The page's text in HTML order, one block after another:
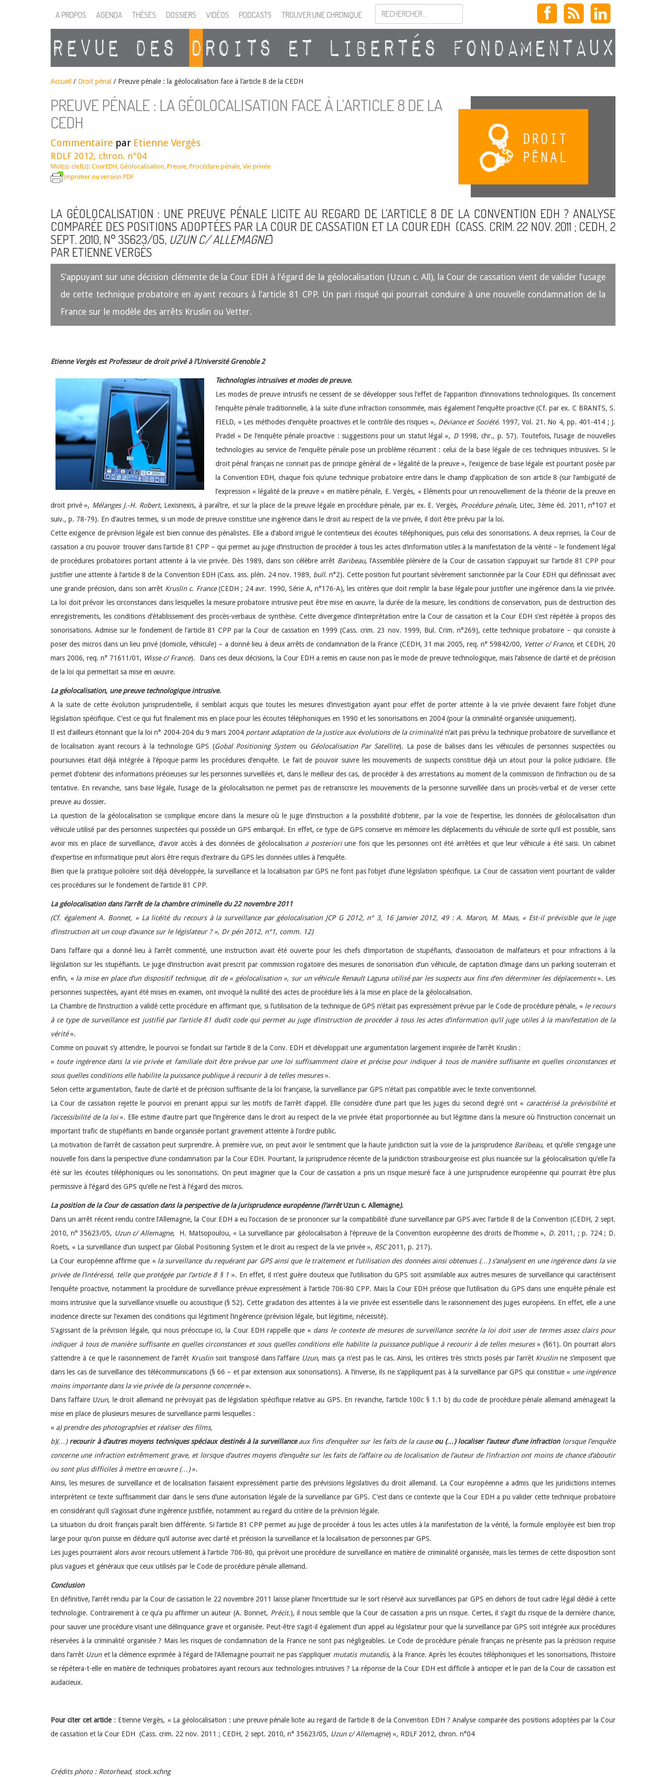
A PROPOS AGENDA THÈSES DOSSIERS VIDÉOS PODCASTS TROUVER UNE CHRONIQUE
Accueil / Droit pénal / Preuve pénale : la géolocalisation face à l’article 8 de la CEDH
PREUVE PÉNALE : LA GÉOLOCALISATION FACE À L’ARTICLE 8 DE LA
CEDH
Commentaire par Etienne Vergès
RDLF 2012, chron. n°04
Mot(s)-clef(s): CourEDH Géolocalisation Preuve Procédure pénale Vie privée
Imprimer ou version PDF
LA GÉOLOCALISATION : UNE PREUVE PÉNALE LICITE AU REGARD DE L’ARTICLE 8 DE LA CONVENTION EDH ? ANALYSE
COMPARÉE DES POSITIONS ADOPTÉES PAR LA COUR DE CASSATION ET LA COUR EDH (CASS. CRIM. 22 NOV. 2011 ; CEDH, 2
SEPT. 2010, N° 35623/05, UZUN C/ ALLEMAGNE)
PAR ETIENNE VERGÈS
S’appuyant sur une décision clémente de la Cour EDH à l’égard de la géolocalisation (Uzun c. All), la Cour de cassation vient de valider l’usage
de cette technique probatoire en ayant recours à l’article 81 CPP. Un pari risqué qui pourrait conduire à une nouvelle condamnation de la
France sur le modèle des arrêts Kruslin ou Vetter.
Etienne Vergès est Professeur de droit privé à l’Université Grenoble 2
Technologies intrusives et modes de preuve.
Les modes de preuve intrusifs ne cessent de se développer sous l’effet de l’apparition d’innovations technologiques. Ils concernent
l’enquête pénale traditionnelle, à la suite d’une infraction consommée, mais également l’enquête proactive (Cf. par ex. C BRANTS, S.
FIELD, « Les méthodes d’enquête proactives et le contrôle des risques », Déviance et Société. 1997, Vol. 21. No 4, pp. 401-414 ; J.
Pradel « De l’enquête pénale proactive : suggestions pour un statut légal », D1998, chr., p. 57). Toutefois, l’usage de nouvelles
technologies au service de l’enquête pénale pose un problème récurrent : celui de la base légale de ces techniques intrusives. Si le
droit pénal français ne connait pas de principe général de « légalité de la preuve », l’exigence de base légale est pourtant posée par
la Convention EDH, chaque fois qu’une technique probatoire entre dans le champ d’application de son article 8 (sur l’ambigüité de
l’expression « légalité de la preuve » en matière pénale, E. Vergès, « Eléments pour un renouvellement de la théorie de la preuve en
droit privé », Mélanges J.-H. Robert, Lexisnexis, à paraître, et sur la place de la preuve légale en procédure pénale, par ex. E. Vergès, Procédure pénale, Litec, 3ème éd. 2011, n°107 et
suiv., p. 78-79). En d’autres termes, si un mode de preuve constitue une ingérence dans le droit au respect de la vie privée, il doit être prévu par la loi.
Cette exigence de prévision légale est bien connue des pénalistes. Elle a d’abord irrigué le contentieux des écoutes téléphoniques, puis celui des sonorisations. A deux reprises, la Cour de
cassation a cru pouvoir trouver dans l’article 81 CPP – qui permet au juge d’instruction de procéder à tous les actes d’information utiles à la manifestation de la vérité – le fondement légal
de procédures probatoires portant atteinte à la vie privée. Dès 1989, dans son célèbre arrêt Baribeau, l’Assemblée plénière de la Cour de cassation s’appuyait sur l’article 81 CPP pour
justifier une atteinte à l’article 8 de la Convention EDH (Cass. ass. plén. 24 nov. 1989, bull. n°2). Cette position fut pourtant sévèrement sanctionnée par la Cour EDH qui définissait avec
une grande précision, dans son arrêt Kruslin c. France(CEDH ; 24 avr. 1990, Série A, n°176-A), les critères que doit remplir la base légale pour justifier une ingérence dans la vie privée.
La loi doit prévoir les circonstances dans lesquelles la mesure probatoire intrusive peut être mise en œuvre, la durée de la mesure, les conditions de conservation, puis de destruction des
enregistrements, les conditions d’établissement des procès-verbaux de synthèse. Cette divergence d’interprétation entre la Cour de cassation et la Cour EDH s’est répétée à propos des
sonorisations. Admise sur le fondement de l’article 81 CPP par la Cour de cassation en 1999 (Cass. crim. 23 nov. 1999, Bul. Crim. n°269), cette technique probatoire – qui consiste à
poser des micros dans un lieu privé (domicile, véhicule) – a donné lieu à deux arrêts de condamnation de la France (CEDH, 31 mai 2005, req. n° 59842/00, Vetter c/ France, et CEDH, 20
mars 2006, req. n° 71611/01, Wisse c/ France). Dans ces deux décisions, la Cour EDH a remis en cause non pas le mode de preuve technologique, mais l’absence de clarté et de précision
de la loi qui permettait sa mise en œuvre.
La géolocalisation, une preuve technologique intrusive.
A la suite de cette évolution jurisprudentielle, il semblait acquis que toutes les mesures d’investigation ayant pour effet de porter atteinte à la vie privée devaient faire l’objet d’une
législation spécifique. C’est ce qui fut finalement mis en place pour les écoutes téléphoniques en 1990 et les sonorisations en 2004 (pour la criminalité organisée uniquement).
Il est d’ailleurs étonnant que la loi n° 2004-204 du 9 mars 2004 portant adaptation de la justice aux évolutions de la criminalitén’ait pas prévu la technique probatoire de surveillance et
de localisation ayant recours à la technologie GPS (Gobal Positioning System ou Géolocalisation Par Satellite). La pose de balises dans les véhicules de personnes suspectées ou
poursuivies était déjà intégrée à l’époque parmi les procédures d’enquête. Le fait de pouvoir suivre les mouvements de suspects constitue déjà un atout pour la police judiciaire. Elle
permet d’obtenir des informations précieuses sur les personnes surveillées et, dans le meilleur des cas, de procéder à des arrestations au moment de la commission de l’infraction ou de sa
tentative. En revanche, sans base légale, l’usage de la géolocalisation ne permet pas de retranscrire les mouvements de la personne surveillée dans un procès-verbal et de verser cette
preuve au dossier.
La question de la géolocalisation se complique encore dans la mesure où le juge d’instruction a la possibilité d’obtenir, par la voie de l’expertise, les données de géolocalisation d’un
véhicule utilisé par des personnes suspectées qui possède un GPS embarqué. En effet, ce type de GPS conserve en mémoire les déplacements du véhicule de sorte qu’il est possible, sans
avoir mis en place de surveillance, d’avoir accès à des données de géolocalisation a posterioriune fois que les personnes ont été arrêtées et que leur véhicule a été saisi. Un cabinet
d’expertise en informatique peut alors être requis d’extraire du GPS les données utiles à l’enquête.
Bien que la pratique policière soit déjà développée, la surveillance et la localisation par GPS ne font pas l’objet d’une législation spécifique. La Cour de cassation vient pourtant de valider
ces procédures sur le fondement de l’article 81 CPP.
La géolocalisation dans l’arrêt de la chambre criminelle du 22 novembre 2011
(Cf. également A. Bonnet, « La licéité du recours à la surveillance par géolocalisation JCP G 2012, n° 3, 16 Janvier 2012, 49 : A. Maron, M. Maas, « Est-il prévisible que le juge
d’instruction ait un coup d’avance sur le législateur ? », Dr pén 2012, n°1, comm. 12)
Dans l’affaire qui a donné lieu à l’arrêt commenté, une instruction avait été ouverte pour les chefs d’importation de stupéfiants, d’association de malfaiteurs et pour infractions à la
législation sur les stupéfiants. Le juge d’instruction avait prescrit par commission rogatoire des mesures de sonorisation d’un véhicule, de captation d’image dans un parking souterrain et
enfin, « la mise en place d’un dispositif technique, dit de « géolocalisation », sur un véhicule Renault Laguna utilisé par les suspects aux fins d’en déterminer les déplacements». Les
personnes suspectées, ayant été mises en examen, ont invoqué la nullité des actes de procédure liés à la mise en place de la géolocalisation.
La Chambre de l’instruction a validé cette procédure en affirmant que, si l’utilisation de la technique de GPS n’était pas expressément prévue par le Code de procédure pénale, « le recours
à ce type de surveillance est justifié par l’article 81 dudit code qui permet au juge d’instruction de procéder à tous les actes d’information qu’il juge utiles à la manifestation de la
vérité».
Comme on pouvait s’y attendre, le pourvoi se fondait sur l’article 8 de la Conv. EDH et développait une argumentation largement inspirée de l’arrêt Kruslin :
« toute ingérence dans la vie privée et familiale doit être prévue par une loi suffisamment claire et précise pour indiquer à tous de manière suffisante en quelles circonstances et
sous quelles conditions elle habilite la puissance publique à recourir à de telles mesures».
Selon cette argumentation, faute de clarté et de précision suffisante de la loi française, la surveillance par GPS n’était pas compatible avec le texte conventionnel.
La Cour de cassation rejette le pourvoi en prenant appui sur les motifs de l’arrêt d’appel. Elle considère d’une part que les juges du second degré ont « caractérisé la prévisibilité et
l’accessibilité de la loi». Elle estime d’autre part que l’ingérence dans le droit au respect de la vie privée était proportionnée au but légitime dans la mesure où l’instruction concernait un
important trafic de stupéfiants en bande organisée portant gravement atteinte à l’ordre public.
La motivation de l’arrêt de cassation peut surprendre. À première vue, on peut avoir le sentiment que la haute juridiction suit la voie de la jurisprudence Baribeau, et qu’elle s’engage une
nouvelle fois dans la perspective d’une condamnation par la Cour EDH. Pourtant, la jurisprudence récente de la juridiction strasbourgeoise est plus nuancée sur la géolocalisation qu’elle l’a
été sur les écoutes téléphoniques ou les sonorisations. On peut imaginer que la Cour de cassation a pris un risque mesuré face à une jurisprudence européenne qui pourrait être plus
permissive à l’égard des GPS qu’elle ne l’est à l’égard des micros.
La position de la Cour de cassation dans la perspective de la jurisprudence européenne (l’arrêtUzun c. Allemagne).
Dans un arrêt récent rendu contre l’Allemagne, la Cour EDH a eu l’occasion de se prononcer sur la compatibilité d’une surveillance par GPS avec l’article 8 de la Convention (CEDH, 2 sept.
2010, n° 35623/05, Uzun c/ Allemagne, H. Matsopoulou, « La surveillance par géolocalisation à l’épreuve de la Convention européenne des droits de l’homme », D. 2011, ; p. 724 ; D.
Roets, « La surveillance d’un suspect par Global Positioning System et le droit au respect de la vie privée », RSC2011, p. 217).
La Cour européenne affirme que « la surveillance du requérant par GPS ainsi que le traitement et l’utilisation des données ainsi obtenues (…) s’analysent en une ingérence dans la vie
privée de l’intéressé, telle que protégée par l’article 8 § 1 ». En effet, il n’est guère douteux que l’utilisation du GPS soit assimilable aux autres mesures de surveillance qui caractérisent
l’enquête proactive, notamment la procédure de surveillance prévue expressément à l’article 706-80 CPP. Mais la Cour EDH précise que l’utilisation du GPS dans une enquête pénale est
moins intrusive que la surveillance visuelle ou acoustique (§ 52). Cette gradation des atteintes à la vie privée est essentielle dans le raisonnement des juges européens. En effet, elle a une
incidence directe sur l’examen des conditions qui légitiment l’ingérence (prévision légale, but légitime, nécessité).
S’agissant de la prévision légale, qui nous préoccupe ici, la Cour EDH rappelle que « dans le contexte de mesures de surveillance secrète la loi doit user de termes assez clairs pour
indiquer à tous de manière suffisante en quelles circonstances et sous quelles conditions elle habilite la puissance publique à recourir à de telles mesures» (§61). On pourrait alors
s’attendre à ce que le raisonnement de l’arrêt Kruslinsoit transposé dans l’affaire Uzun, mais ça n’est pas le cas. Ainsi, les critères très stricts posés par l’arrêt Kruslinne s’imposent que
dans les cas de surveillance des télécommunications (§ 66 – et par extension aux sonorisations). A l’inverse, ils ne s’appliquent pas à la surveillance par GPS qui constitue « une ingérence
moins importante dans la vie privée de la personne concernée».
Dans l’affaire Uzun, le droit allemand ne prévoyait pas de législation spécifique relative au GPS. En revanche, l’article 100c § 1.1 b) du code de procédure pénale allemand aménageait la
mise en place de plusieurs mesures de surveillance parmi lesquelles :
« a) prendre des photographies et réaliser des films,
b)(…) recourir à d’autres moyens techniques spéciaux destinés à la surveillanceaux fins d’enquêter sur les faits de la cause ou (…) localiser l’auteur d’une infractionlorsque l’enquête
concerne une infraction extrêmement grave, et lorsque d’autres moyens d’enquête sur les faits de l’affaire ou de localisation de l’auteur de l’infraction ont moins de chance d’aboutir
ou sont plus difficiles à mettre en œuvre (…)».
Ainsi, les mesures de surveillance et de localisation faisaient expressément partie des prévisions législatives du droit allemand. La Cour européenne a admis que les juridictions internes
interprètent ce texte suffisamment clair dans le sens d’une autorisation légale de la surveillance par GPS. C’est dans ce contexte que la Cour EDH a pu valider cette technique probatoire
en considérant qu’il s’agissait d’une ingérence justifiée, notamment au regard du critère de la prévision légale.
La situation du droit français paraît bien différente. Si l’article 81 CPP permet au juge de procéder à tous les actes utiles à la manifestation de la vérité, la formule employée est bien trop
large pour qu’on puisse en déduire qu’il autorise avec clarté et précision la surveillance et la localisation de personnes par GPS.
Les juges pourraient alors avoir recours utilement à l’article 706-80, qui prévoit une procédure de surveillance en matière de criminalité organisée, mais les termes de cette disposition sont
plus vagues et généraux que ceux utilisés par le Code de procédure pénale allemand.
Conclusion
En définitive, l’arrêt rendu par la Cour de cassation le 22 novembre 2011 laisse planer l’incertitude sur le sort réservé aux surveillances par GPS en dehors de tout cadre légal dédié à cette
technologie. Contrairement à ce qu’a pu affirmer un auteur (A. Bonnet, Précit.), il nous semble que la Cour de cassation a pris un risque. Certes, il s’agit du risque de la dernière chance,
pour sauver une procédure visant une délinquance grave et organisée. Peut-être s’agit-il également d’un appel au législateur pour que la surveillance par GPS soit intégrée aux procédures
réservées à la criminalité organisée ? Mais les risques de condamnation de la France ne sont pas négligeables. Le Code de procédure pénale français ne présente pas la précision requise
dans l’arrêt Uzunet la clémence exprimée à l’égard de l’Allemagne pourrait ne pas s’appliquer mutatis mutandis, à la France. Après les écoutes téléphoniques et les sonorisations, l’histoire
se répétera-t-elle en matière de techniques probatoires ayant recours aux technologies intrusives ? La réponse de la Cour EDH est difficile à anticiper et le pari de la Cour de cassation est
audacieux.
Pour citer cet article: Etienne Vergès, « La géolocalisation : une preuve pénale licite au regard de l’article 8 de la Convention EDH ? Analyse comparée des positions adoptées par la Cour
de cassation et la Cour EDH (Cass. crim. 22 nov. 2011 ; CEDH, 2 sept. 2010, n° 35623/05, Uzun c/ Allemagne) », RDLF 2012, chron. n°04
Crédits photo : Rotorhead, stock.xchng